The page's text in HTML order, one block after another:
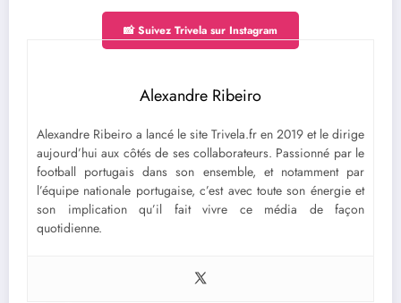
📸 Suivez Trivela sur Instagram
Alexandre Ribeiro
Alexandre Ribeiro a lancé le site Trivela.fr en 2019 et le dirige
aujourd’hui aux côtés de ses collaborateurs. Passionné par le
football portugais dans son ensemble, et notamment par
l’équipe nationale portugaise, c’est avec toute son énergie et
son implication qu’il fait vivre ce média de façon
quotidienne.